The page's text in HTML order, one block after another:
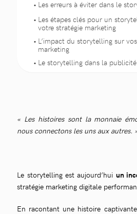
« Les histoires sont la monnaie
nous connectons les uns aux autres.
Le storytelling est aujourd’hui un
stratégie marketing digitale
En racontant une histoire
Les erreurs à éviter dans le
Les étapes clés pour un
votre stratégie marketing
L’impact du storytelling sur
marketing
Le storytelling dans la
?
Storytelling et campagnes
Les tendances actuelles en
Intégrer le storytelling dans
marketing avec Localisy
Le storytelling, clé d’une